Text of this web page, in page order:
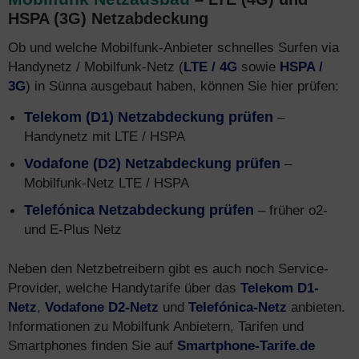
HSPA (3G) Netzabdeckung
Ob und welche Mobilfunk-Anbieter schnelles Surfen via
Handynetz / Mobilfunk-Netz (LTE / 4G sowie HSPA /
3G) in Sünna ausgebaut haben, können Sie hier prüfen:
Telekom (D1) Netzabdeckung prüfen –
Handynetz mit LTE / HSPA
Vodafone (D2) Netzabdeckung prüfen –
Mobilfunk-Netz LTE / HSPA
Telefónica Netzabdeckung prüfen – früher o2-
und E-Plus Netz
Neben den Netzbetreibern gibt es auch noch Service-
Provider, welche Handytarife über das Telekom D1-
Netz, Vodafone D2-Netz und Telefónica-Netz anbieten.
Informationen zu Mobilfunk Anbietern, Tarifen und
Smartphones finden Sie auf Smartphone-Tarife.de